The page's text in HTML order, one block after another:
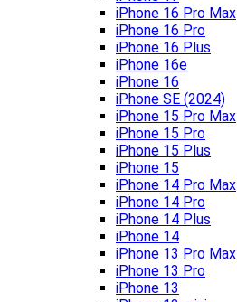
iPhone 16 Pro Max
iPhone 16 Pro
iPhone 16 Plus
iPhone 16e
iPhone 16
iPhone SE (2024)
iPhone 15 Pro Max
iPhone 15 Pro
iPhone 15 Plus
iPhone 15
iPhone 14 Pro Max
iPhone 14 Pro
iPhone 14 Plus
iPhone 14
iPhone 13 Pro Max
iPhone 13 Pro
iPhone 13